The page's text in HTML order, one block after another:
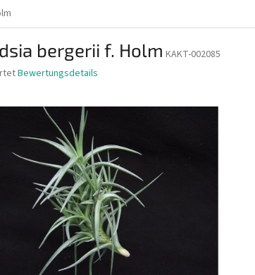
bergerii f. Holm KAKT-002085
Bewertungsdetails